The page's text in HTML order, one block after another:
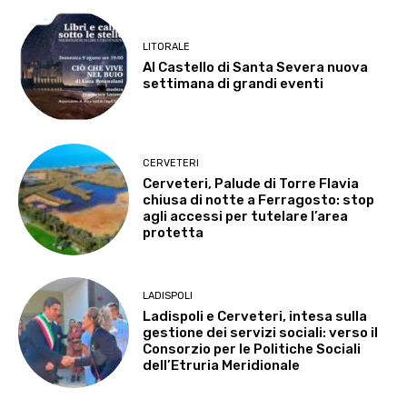
LITORALE
Al Castello di Santa Severa nuova
settimana di grandi eventi
CERVETERI
Cerveteri, Palude di Torre Flavia
chiusa di notte a Ferragosto: stop
agli accessi per tutelare l’area
protetta
LADISPOLI
Ladispoli e Cerveteri, intesa sulla
gestione dei servizi sociali: verso il
Consorzio per le Politiche Sociali
dell’Etruria Meridionale